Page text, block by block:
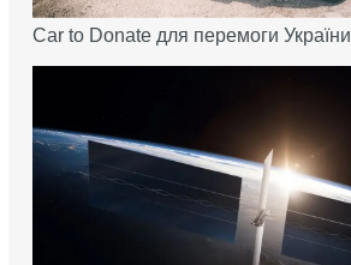
Car to Donate для перемоги України